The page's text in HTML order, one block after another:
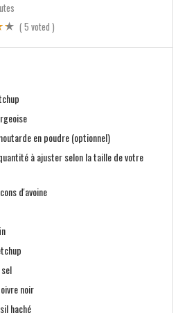
(5 voted )
en poudre (optionnel)
à ajuster selon la taille de votre
d'avoine
noir
haché